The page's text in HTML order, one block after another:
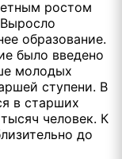
ростом
образование.
было введено
молодых
ступени. В
в старших
человек. К
до